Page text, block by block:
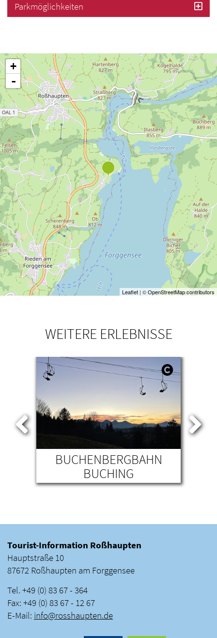
Parkmöglichkeiten
+
-
Leaflet | ©OpenStreetMap contributors
WEITERE ERLEBNISSE
BUCHENBERGBAHN
BUCHING
Tourist-Information Roßhaupten
Hauptstraße 10
87672 Roßhaupten am Forggensee
Tel. +49 (0) 83 67 - 364
Fax: +49 (0) 83 67 - 12 67
E-Mail: info@rosshaupten.de